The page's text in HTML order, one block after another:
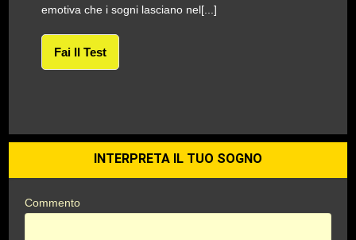
emotiva che i sogni lasciano nel[...]
Fai Il Test
INTERPRETA IL TUO SOGNO
Commento